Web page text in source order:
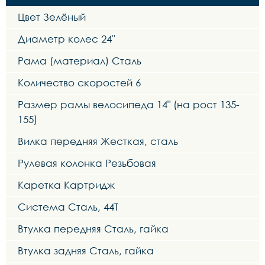
Цвет Зелёный
Диаметр колес 24"
Рама (материал) Сталь
Количество скоростей 6
Размер рамы велосипеда 14" (на рост 135-
155)
Вилка передняя Жесткая, сталь
Рулевая колонка Резьбовая
Каретка Картридж
Система Сталь, 44Т
Втулка передняя Сталь, гайка
Втулка задняя Сталь, гайка